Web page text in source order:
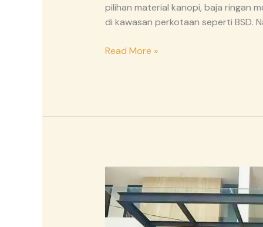
pilihan material kanopi, baja ringan
di kawasan perkotaan seperti BSD.
Read More »
jenis
Kanopi
yang